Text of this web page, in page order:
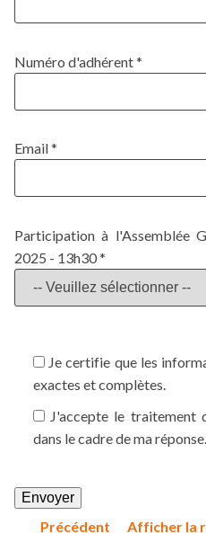
Numéro d'adhérent *
Email *
Participation à l'Assemblée
2025 - 13h30 *
Je certifie que les
exactes et complètes.
J'accepte le traitement
dans le cadre de ma réponse.
Veuillez laisser ce champ vide.
Précédent
Afficher la